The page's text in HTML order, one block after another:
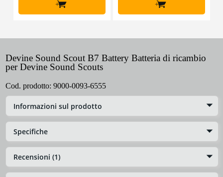
+ +
Devine Sound Scout B7 Battery Batteria di ricambio
per Devine Sound Scouts
Cod. prodotto: 9000-0093-6555
Informazioni sul prodotto
Specifiche
Recensioni (1)